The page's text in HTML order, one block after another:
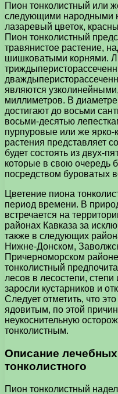
Пион тонколистный или
следующими народными
лазаревый цветок,
Пион тонколистный
травянистое растение,
шишковатыми корнями.
являются
миллиметров. В диаметре
достигают до восьми
восьми-десятью
пурпуровые или же ярко-
растения представляет
будет состоять из двух-
которые в свою очередь
посредством буроватых
Цветение пиона
период времени. В
встречается на
районах Кавказа за
также в следующих
Нижне-Донском,
Причерноморском
тонколистный
лесов в лесостепи,
заросли кустарников и
Следует отметить, что
ядовитым, по этой
неукоснительную
тонколистным.
Описание
тонколистного
Пион тонколистный